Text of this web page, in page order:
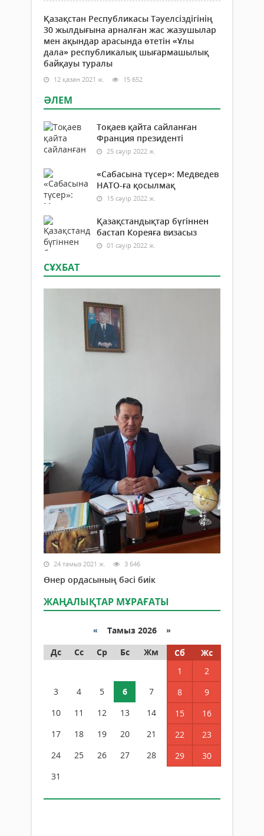
Қазақстан Республикасы Тәуелсіздігінің
30 жылдығына арналған жас жазушылар
мен ақындар арасында өтетін «Ұлы
дала» республикалық шығармашылық
байқауы туралы
12 қазан 2021 ж. 15 652
ӘЛЕМ
Тоқаев қайта сайланған
Франция президенті
25 сәуір 2022 ж.
«Сабасына түсер»: Медведев
НАТО-ға қосылмақ
15 сәуір 2022 ж.
Қазақстандықтар бүгіннен
бастап Кореяға визасыз
01 сәуір 2022 ж.
СҰХБАТ
24 тамыз 2021 ж. 3 646
Өнер ордасының бәсі биік
ЖАҢАЛЫҚТАР МҰРАҒАТЫ
« Тамыз 2026 »
Дс
Сс Ср Бс Жм Сб
Жс
1
2
3
4 5 6 7 8
9
10
11 12 13 14 15
16
17
18 19 20 21 22
23
24
25 26 27 28 29
30
31